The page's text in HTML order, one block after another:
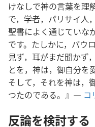
けなしで神の言葉を理
で，学者，パリサイ人
聖書によく 通じていな
です。たしかに，パウ
見ず，耳がまだ聞かず
とを，神は，御自分を
そして，それを神は，
つたのである。』― コ
反論を検討する